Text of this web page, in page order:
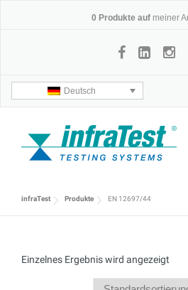
0 Produkte auf meiner
Deutsch
infraTest Produkte EN 12697/44
Einzelnes Ergebnis wird angezeigt